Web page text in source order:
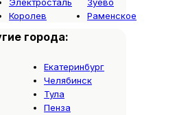
города:
Екатеринбург
Челябинск
Тула
Пенза
Раменское
Королев